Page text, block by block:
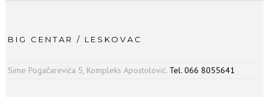
BIG CENTAR / LESKOVAC
Sime Pogačarevića 5, Kompleks Apostolović. Tel. 066 8055641